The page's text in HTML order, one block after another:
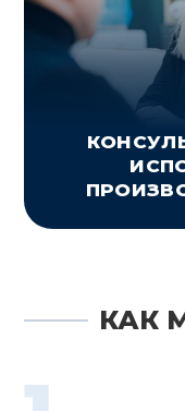
КАК